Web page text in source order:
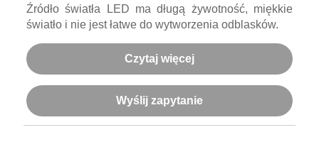
Źródło światła LED ma długą żywotność, miękkie
światło i nie jest łatwe do wytworzenia odblasków.
Czytaj więcej
Wyślij zapytanie